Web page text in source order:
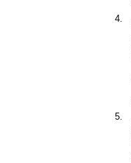
4.
5.